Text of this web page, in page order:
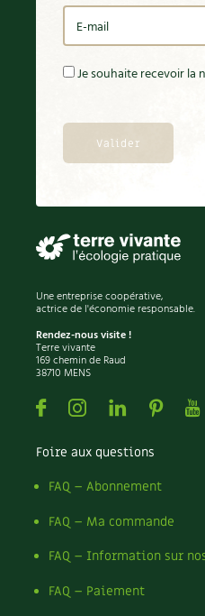
Je souhaite recevoir la
Une entreprise coopérative,
actrice de l'économie responsable.
Rendez-nous visite !
Terre vivante
169 chemin de Raud
38710 MENS
FacebookInstagramLinkedin
Foire aux questions
FAQ – Abonnement
FAQ – Ma commande
FAQ – Information sur
FAQ – Paiement